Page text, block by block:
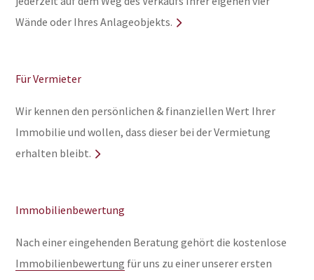
Wände oder Ihres Anlageobjekts.
Für Vermieter
Wir kennen den persönlichen & finanziellen Wert Ihrer
Immobilie und wollen, dass dieser bei der Vermietung
erhalten bleibt.
Immobilienbewertung
Nach einer eingehenden Beratung gehört die kostenlose
Immobilienbewertung für uns zu einer unserer ersten